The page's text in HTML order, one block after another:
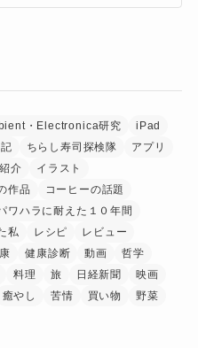
・Electronica研究
iPad
ちらし寿司探検隊
アプリ
介
イラスト
作品
コーヒーの話題
ワハラに耐えた１０年間
私 レシピ
レビュー
健康診断 動画
哲学
料理 旅 日経新聞
映画
癒やし 苦情 買い物
野菜